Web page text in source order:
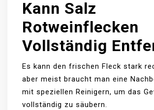
Kann Salz
Rotweinflecken
Vollständig
Es kann den frischen Fleck stark
aber meist braucht man eine
mit speziellen Reinigern, um das
vollständig zu säubern.